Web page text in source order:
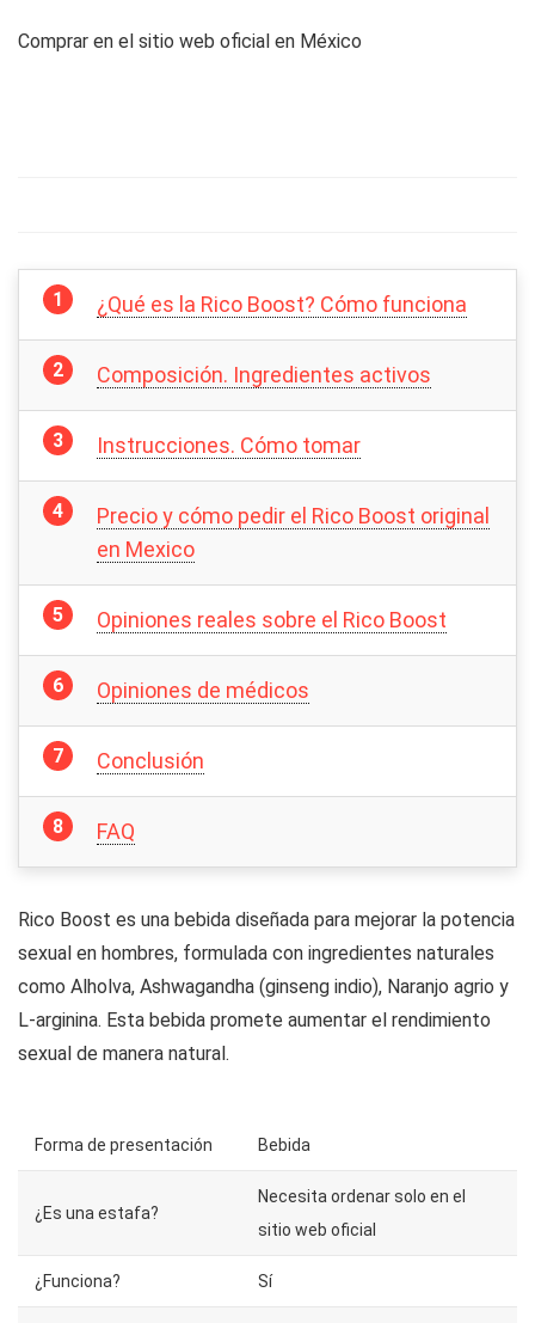
Comprar en el sitio web oficial en México
¿Qué es la Rico Boost? Cómo funciona
Composición. Ingredientes activos
Instrucciones. Cómo tomar
Precio y cómo pedir el Rico Boost original
en Mexico
Opiniones reales sobre el Rico Boost
Opiniones de médicos
Conclusión
FAQ
Rico Boost es una bebida diseñada para mejorar la potencia
sexual en hombres, formulada con ingredientes naturales
como Alholva, Ashwagandha (ginseng indio), Naranjo agrio y
L-arginina. Esta bebida promete aumentar el rendimiento
sexual de manera natural.
Forma de presentación Bebida
¿Es una estafa?
Necesita ordenar solo en el
sitio web oficial
¿Funciona? Sí